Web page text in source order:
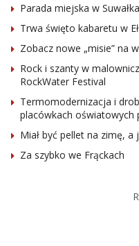
Parada miejska w
Trwa święto kabaretu w
Zobacz nowe „misie” na
Rock i szanty w
RockWater Festival
Termomodernizacja i
placówkach oświatowych
Miał być pellet na zimę,
Za szybko we Frąckach